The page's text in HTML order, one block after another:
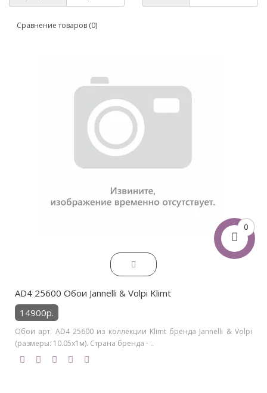
0
Сравнение товаров (0)
AD4 25600 Обои Jannelli & Volpi Klimt
14900р.
Обои арт. AD4 25600 из коллекции Klimt бренда Jannelli & Volpi
(размеры: 10.05х1м). Страна бренда - ..